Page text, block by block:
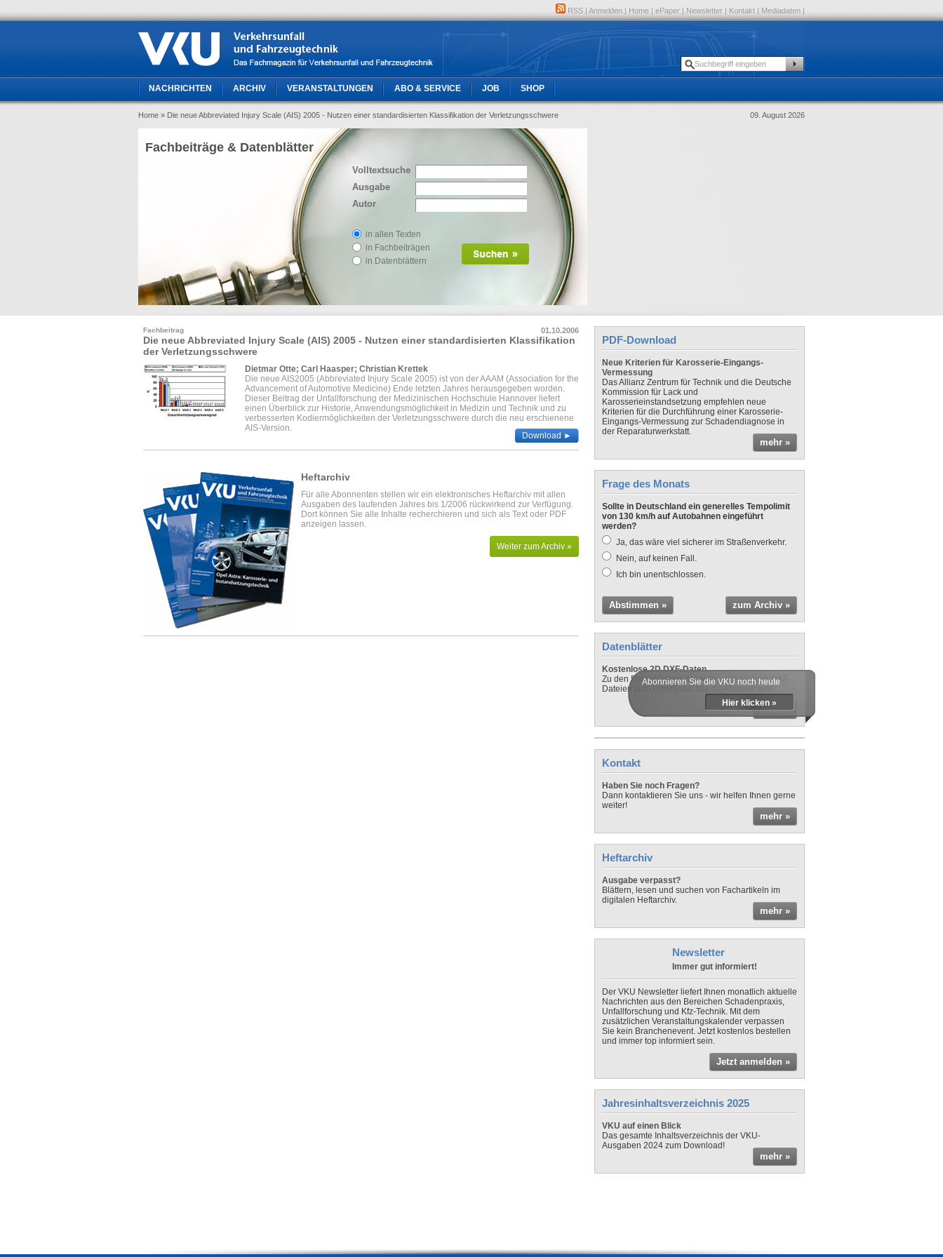
RSS | Anmelden | Home | ePaper | Newsletter | Kontakt | Mediadaten |
NACHRICHTEN ARCHIV VERANSTALTUNGEN ABO & SERVICE JOB SHOP
Home » Die neue Abbreviated Injury Scale (AIS) 2005 - Nutzen einer standardisierten Klassifikation der Verletzungsschwere 09. August 2026
Volltextsuche
Ausgabe
Autor
in allen Texten
in Fachbeiträgen
in Datenblättern
Fachbeiträge & Datenblätter
01.10.2006
Fachbeitrag
Die neue Abbreviated Injury Scale (AIS) 2005 - Nutzen einer standardisierten Klassifikation
der Verletzungsschwere
Dietmar Otte; Carl Haasper; Christian Krettek
Die neue AIS2005 (Abbreviated Injury Scale 2005) ist von der AAAM (Association for the
Advancement of Automotive Medicine) Ende letzten Jahres herausgegeben worden.
Dieser Beitrag der Unfallforschung der Medizinischen Hochschule Hannover liefert
einen Überblick zur Historie, Anwendungsmöglichkeit in Medizin und Technik und zu
verbesserten Kodiermöglichkeiten der Verletzungsschwere durch die neu erschienene
AIS-Version.
Download ►
Heftarchiv
Für alle Abonnenten stellen wir ein elektronisches Heftarchiv mit allen
Ausgaben des laufenden Jahres bis 1/2006 rückwirkend zur Verfügung.
Dort können Sie alle Inhalte recherchieren und sich als Text oder PDF
anzeigen lassen.
Weiter zum Archiv »
PDF-Download
Neue Kriterien für Karosserie-Eingangs-
Vermessung
Das Allianz Zentrum für Technik und die Deutsche
Kommission für Lack und
Karosserieinstandsetzung empfehlen neue
Kriterien für die Durchführung einer Karosserie-
Eingangs-Vermessung zur Schadendiagnose in
der Reparaturwerkstatt.
mehr »
Frage des Monats
Sollte in Deutschland ein generelles Tempolimit
von 130 km/h auf Autobahnen eingeführt
werden?
Ja, das wäre viel sicherer im Straßenverkehr.
Nein, auf keinen Fall.
Ich bin unentschlossen.
Abstimmen » zum Archiv »
Datenblätter
Kostenlose 2D DXF-Daten
Zu den Datenblättern der Autos gibt es auch DXF-
Dateien zum Download. Nur für Abonnenten!
mehr »
Abonnieren Sie die VKU noch heute
Hier klicken »
Kontakt
Haben Sie noch Fragen?
Dann kontaktieren Sie uns - wir helfen Ihnen gerne
weiter!
mehr »
Heftarchiv
Ausgabe verpasst?
Blättern, lesen und suchen von Fachartikeln im
digitalen Heftarchiv.
mehr »
Newsletter
Immer gut informiert!
Der VKU Newsletter liefert Ihnen monatlich aktuelle
Nachrichten aus den Bereichen Schadenpraxis,
Unfallforschung und Kfz-Technik. Mit dem
zusätzlichen Veranstaltungskalender verpassen
Sie kein Branchenevent. Jetzt kostenlos bestellen
und immer top informiert sein.
Jetzt anmelden »
Jahresinhaltsverzeichnis 2025
VKU auf einen Blick
Das gesamte Inhaltsverzeichnis der VKU-
Ausgaben 2024 zum Download!
mehr »